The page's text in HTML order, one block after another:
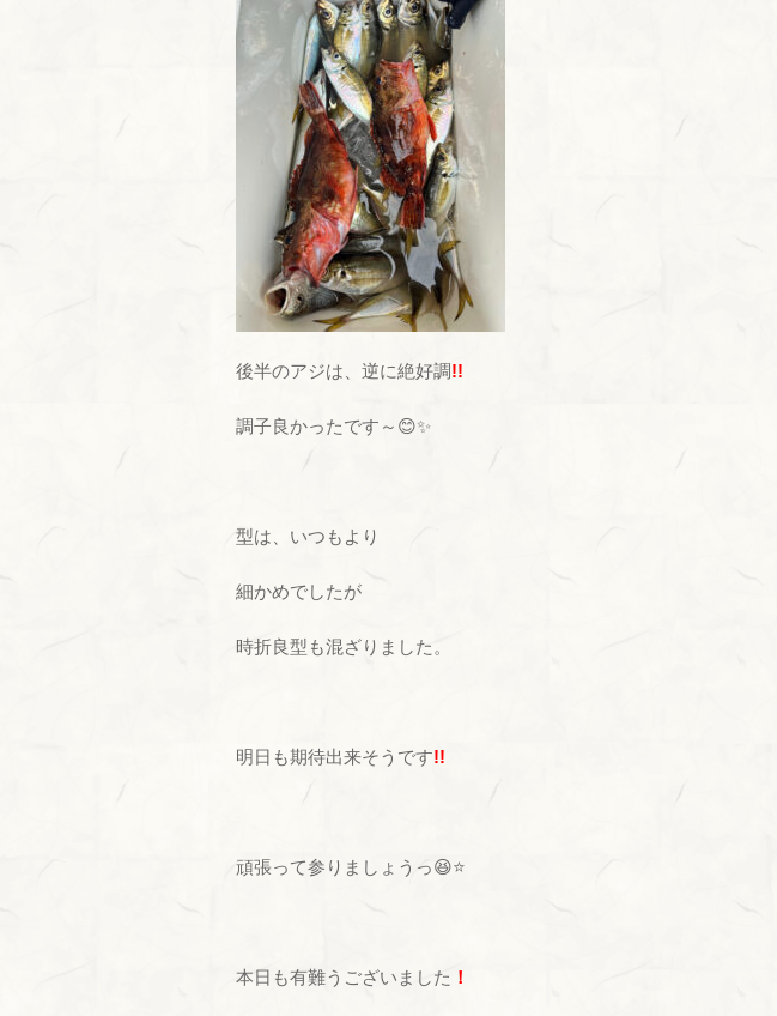
後半のアジは、逆に絶好調!!
調子良かったです～😊✨
型は、いつもより
細かめでしたが
時折良型も混ざりました。
明日も期待出来そうです!!
頑張って参りましょうっ😆⭐
本日も有難うございました ！